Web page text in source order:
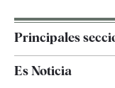
Principales
Es Noticia